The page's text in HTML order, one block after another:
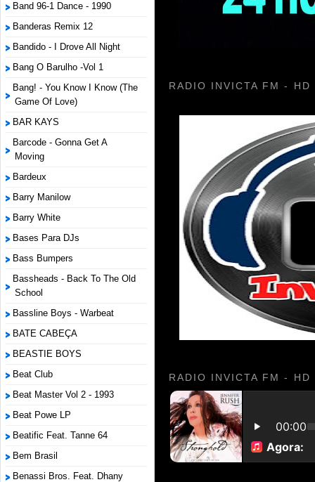
Band 96-1 Dance - 1990
Banderas Remix 12
Bandido - I Drove All Night
Bang O Barulho -Vol 1
Bang! - You Know I Know (The
Game Of Love)
BAR KAYS
Barcode - Gonna Get A
Moving
Bardeux
Barry Manilow
Barry White
Bases Para DJs
Bass Bumpers
Bassheads - Back To The Old
School
Bassline Boys - Warbeat
BATE CABEÇA
BEASTIE BOYS
Beat Club
Beat Master Vol 2 - 1993
Beat Powe LP
Beatific Feat. Tanne 64
Bem Brasil
Benassi Bros. Feat. Dhany
RADIO INVICTA FM - HD
RADIO INVICTA FM - HD